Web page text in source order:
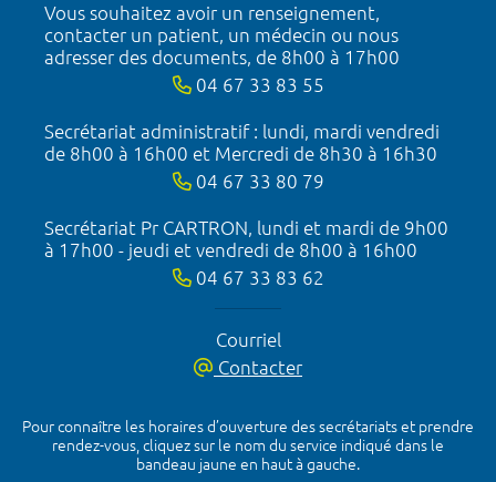
Vous souhaitez avoir un renseignement,
contacter un patient, un médecin ou nous
adresser des documents, de 8h00 à 17h00
04 67 33 83 55
Secrétariat administratif : lundi, mardi vendredi
de 8h00 à 16h00 et Mercredi de 8h30 à 16h30
04 67 33 80 79
Secrétariat Pr CARTRON, lundi et mardi de 9h00
à 17h00 - jeudi et vendredi de 8h00 à 16h00
04 67 33 83 62
Courriel
Contacter
Pour connaître les horaires d’ouverture des secrétariats et prendre
rendez-vous, cliquez sur le nom du service indiqué dans le
bandeau jaune en haut à gauche.